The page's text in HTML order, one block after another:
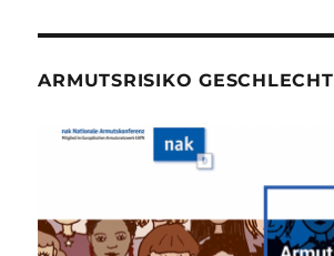
ARMUTSRISIKO GESCHLECHT